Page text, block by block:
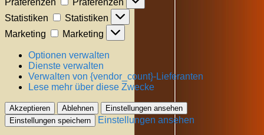
Präferenzen
Präferenzen
Statistiken
Statistiken
Marketing
Marketing
Optionen verwalten
Dienste verwalten
Verwalten von {vendor_count}-Lieferanten
Lese mehr über diese Zwecke
Akzeptieren Ablehnen
Einstellungen ansehen
Einstellungen speichern
Einstellungen ansehen